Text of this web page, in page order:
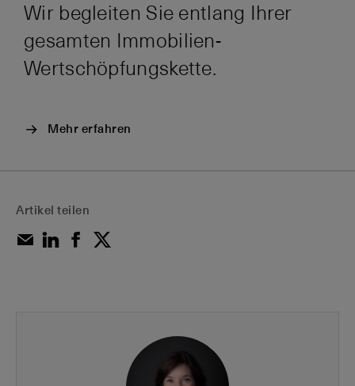
Wir begleiten Sie entlang Ihrer
gesamten Immobilien-
Wertschöpfungskette.
Mehr erfahren
Artikel teilen